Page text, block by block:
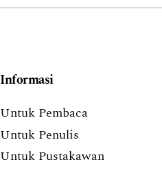
Informasi
Untuk Pembaca
Untuk Penulis
Untuk Pustakawan